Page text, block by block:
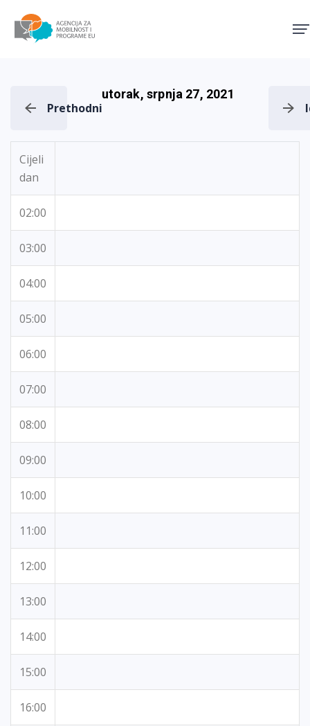
Prethodni
utorak, srpnja 27, 2021
Cijeli
dan
02:00
03:00
04:00
05:00
06:00
07:00
08:00
09:00
10:00
11:00
12:00
13:00
14:00
15:00
16:00